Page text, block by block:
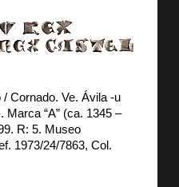
Cornado. Ve. Ávila -u
Marca “A” (ca. 1345 –
R: 5. Museo
1973/24/7863, Col.